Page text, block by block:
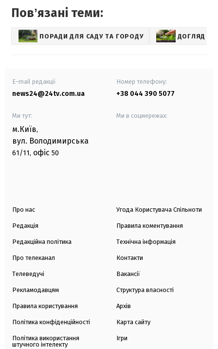
Повʼязані теми:
ПОРАДИ ДЛЯ САДУ ТА ГОРОДУ ДОГЛЯД
E-mail редакції
news24@24tv.com.ua
Номер телефону:
+38 044 390 5077
Ми тут:
м.Київ,
вул. Володимирська
61/11, офіс 50
Ми в соцмережах:
Про нас
Редакція
Редакційна політика
Про телеканал
Телеведучі
Рекламодавцям
Правила користування
Політика конфіденційності
Політика використання
штучного інтелекту
Угода Користувача Спільноти
Правила коментування
Технічна інформація
Контакти
Вакансії
Структура власності
Архів
Карта сайту
Ігри